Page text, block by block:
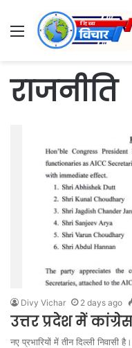
Menu
राजनीति
Divy Vichar 2 days ago
उत्तर प्रदेश में
नए प्रभारियों में तीन दिल्ली